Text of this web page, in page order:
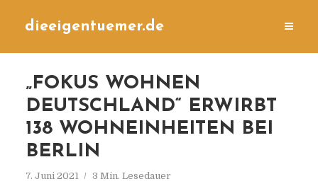
dieeigentuemer.de
„FOKUS WOHNEN
DEUTSCHLAND“ ERWIRBT
138 WOHNEINHEITEN BEI
BERLIN
7. Juni 2021 3 Min. Lesedauer